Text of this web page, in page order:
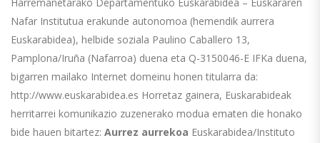
Nafar Institutua erakunde autonomoa (hemendik aurrera
Euskarabidea), helbide soziala Paulino Caballero 13,
Pamplona/Iruña (Nafarroa) duena eta Q-3150046-E IFKa duena,
bigarren mailako Internet domeinu honen titularra da:
http://www.euskarabidea.es Horretaz gainera, Euskarabideak
herritarrei komunikazio zuzenerako modua ematen die honako
bide hauen bitartez: Aurrez aurrekoa Euskarabidea/Instituto